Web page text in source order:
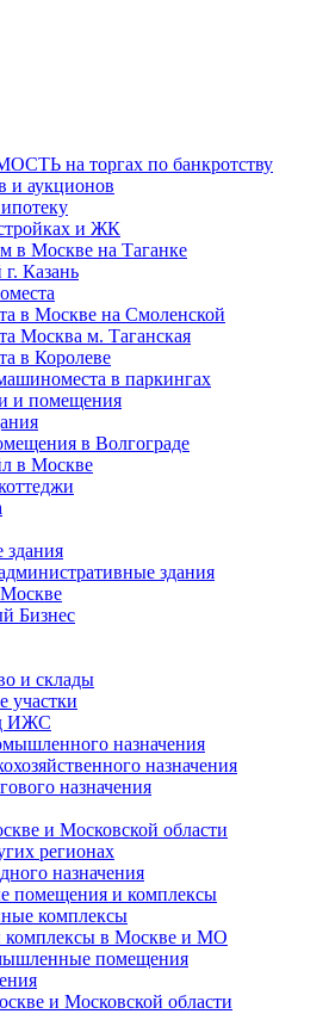
на торгах по банкротству
и аукционов
и ЖК
в Москве на Таганке
Казань
в Москве на Смоленской
Москва м. Таганская
в Королеве
в паркингах
и помещения
в Волгограде
в Москве
здания
здания
Бизнес
и склады
участки
ИЖС
назначения
назначения
назначения
и Московской области
регионах
назначения
помещения и комплексы
комплексы
в Москве и МО
помещения
и Московской области